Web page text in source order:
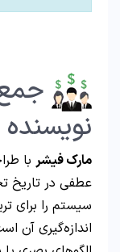
نویسنده
مارک فیشر با
عطفی در تاریخ
سیستم را برای
اندازه‌گیری آن